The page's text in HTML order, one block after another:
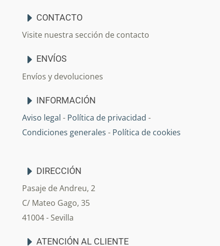
CONTACTO
Visite nuestra sección de contacto
ENVÍOS
Envíos y devoluciones
INFORMACIÓN
Aviso legal - Política de privacidad -
Condiciones generales - Política de cookies
DIRECCIÓN
Pasaje de Andreu, 2
C/ Mateo Gago, 35
41004 - Sevilla
ATENCIÓN AL CLIENTE